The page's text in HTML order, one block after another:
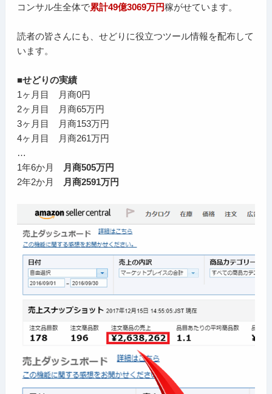
コンサル生全体で累計49億3069万円稼がせています。
読者の皆さんにも、せどりに役立つツール情報を配布して
います。
■せどりの実績
1ヶ月目 月商0円
2ヶ月目 月商65万円
3ヶ月目 月商153万円
4ヶ月目 月商261万円
…
1年6か月
月商505万円
2年2か月
月商2591万円